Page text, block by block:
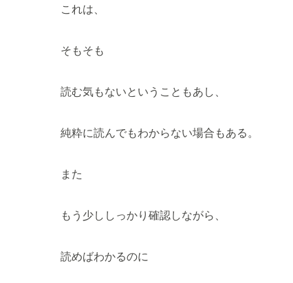
これは、
そもそも
読む気もないということもあし、
純粋に読んでもわからない場合もある。
また
もう少ししっかり確認しながら、
読めばわかるのに